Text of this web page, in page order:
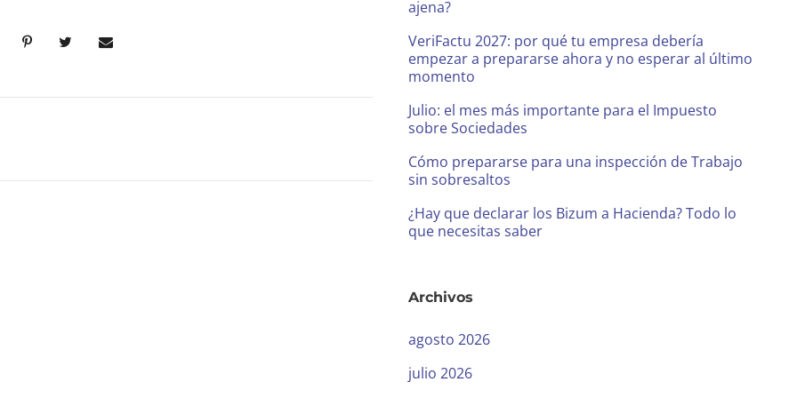
ajena?
VeriFactu 2027: por qué tu empresa debería
empezar a prepararse ahora y no esperar al último
momento
Julio: el mes más importante para el Impuesto
sobre Sociedades
Cómo prepararse para una inspección de Trabajo
sin sobresaltos
¿Hay que declarar los Bizum a Hacienda? Todo lo
que necesitas saber
Archivos
agosto 2026
julio 2026